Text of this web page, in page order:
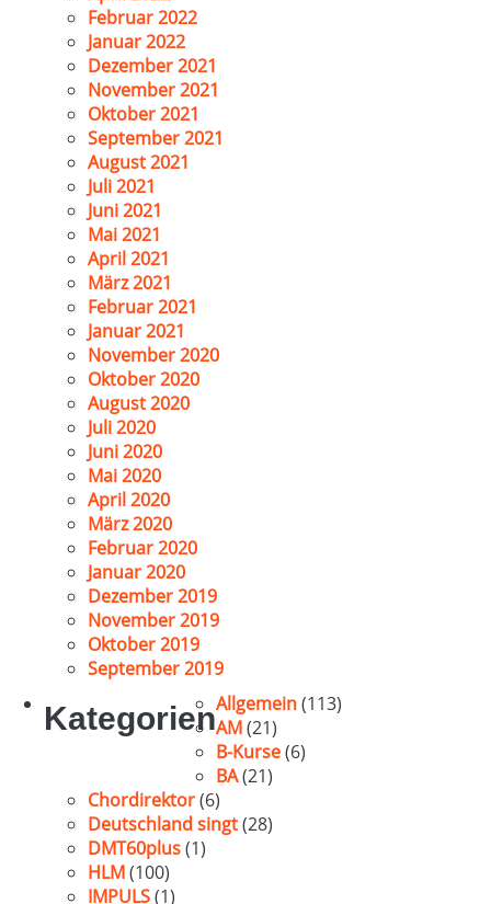
Februar 2022
Januar 2022
Dezember 2021
November 2021
Oktober 2021
September 2021
August 2021
Juli 2021
Juni 2021
Mai 2021
April 2021
März 2021
Februar 2021
Januar 2021
November 2020
Oktober 2020
August 2020
Juli 2020
Juni 2020
Mai 2020
April 2020
März 2020
Februar 2020
Januar 2020
Dezember 2019
November 2019
Oktober 2019
September 2019
KategorienAllgemein(113)
AM(21)
B-Kurse(6)
BA(21)
Chordirektor(6)
Deutschland singt(28)
DMT60plus(1)
HLM(100)
IMPULS(1)